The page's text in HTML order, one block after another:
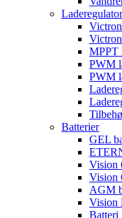
Laderegulator
MPPT
PWM
PWM
Batterier
GEL
Vision
Vision
AGM
Vision
Batteri